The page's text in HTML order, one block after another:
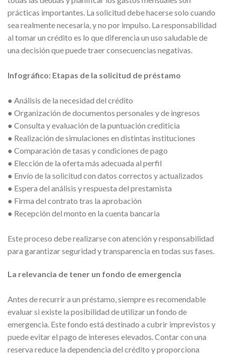
prácticas importantes. La solicitud debe hacerse solo cuando
sea realmente necesaria, y no por impulso. La responsabilidad
al tomar un crédito es lo que diferencia un uso saludable de
una decisión que puede traer consecuencias negativas.
Infográfico: Etapas de la solicitud de préstamo
● Análisis de la necesidad del crédito
● Organización de documentos personales y de ingresos
● Consulta y evaluación de la puntuación crediticia
● Realización de simulaciones en distintas instituciones
● Comparación de tasas y condiciones de pago
● Elección de la oferta más adecuada al perfil
● Envío de la solicitud con datos correctos y actualizados
● Espera del análisis y respuesta del prestamista
● Firma del contrato tras la aprobación
● Recepción del monto en la cuenta bancaria
Este proceso debe realizarse con atención y responsabilidad
para garantizar seguridad y transparencia en todas sus fases.
La relevancia de tener un fondo de emergencia
Antes de recurrir a un préstamo, siempre es recomendable
evaluar si existe la posibilidad de utilizar un fondo de
emergencia. Este fondo está destinado a cubrir imprevistos y
puede evitar el pago de intereses elevados. Contar con una
reserva reduce la dependencia del crédito y proporciona